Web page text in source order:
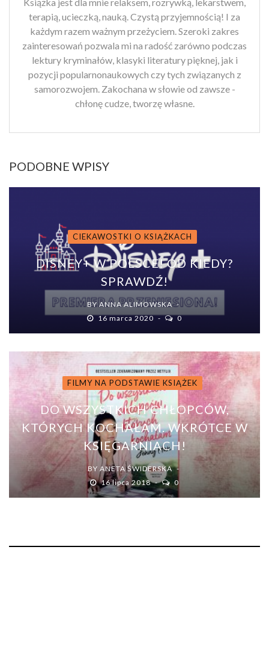
terapią, ucieczką, nauką. Czystą przyjemnością! I za
każdym razem ważnym przeżyciem. Szeroki zakres
zainteresowań pozwala mi na radość zarówno podczas
lektury kryminałów, klasyki literatury pięknej, jak i
pozycji popularnonaukowych czy tych związanych z
samorozwojem. Zakochana w słowie od zawsze -
chłonę cudze, tworzę własne.
PODOBNE WPISY
CIEKAWOSTKI O KSIĄŻKACH
DISNEY+ W POLSCE! OD KIEDY?
SPRAWDŹ!
BY ANNA ALIMOWSKA
16 marca 2020
0
FILMY NA PODSTAWIE KSIĄŻEK
DO WSZYSTKICH CHŁOPCÓW,
KTÓRYCH KOCHAŁAM. WKRÓTCE W
KSIĘGARNIACH!
BY ANETA ŚWIDERSKA
16 lipca 2018
0